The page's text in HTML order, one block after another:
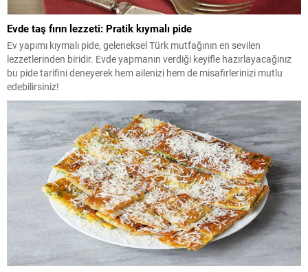
Evde taş fırın lezzeti: Pratik kıymalı pide
Ev yapımı kıymalı pide, geleneksel Türk mutfağının en sevilen
lezzetlerinden biridir. Evde yapmanın verdiği keyifle hazırlayacağınız
bu pide tarifini deneyerek hem ailenizi hem de misafirlerinizi mutlu
edebilirsiniz!